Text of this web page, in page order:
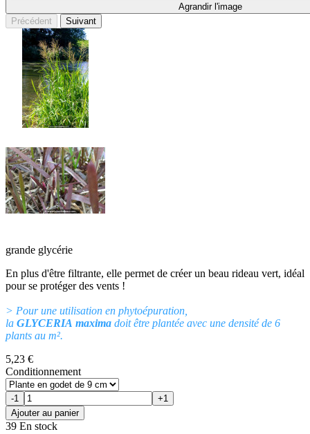
Agrandir l'image
Précédent
Suivant
grande glycérie
En plus d'être filtrante, elle permet de créer un beau rideau vert, idéal
pour se protéger des vents !
> Pour une utilisation en phytoépuration,
la GLYCERIA maxima doit être plantée avec une densité de 6
plants au m².
5,23 €
Conditionnement
-1
+1
Ajouter au panier
39 En stock